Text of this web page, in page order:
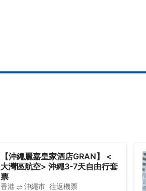
【沖繩麗嘉皇家酒店GRAN】 <
大灣區航空> 沖繩3-7天自由行套
票
香港 沖繩市 往返機票